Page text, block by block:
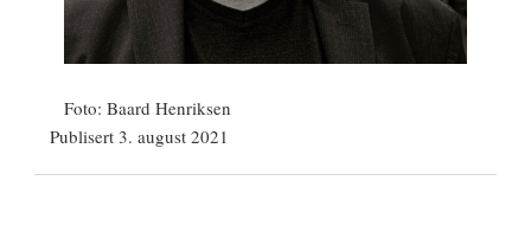
Foto: Baard Henriksen
Publisert 3. august 2021